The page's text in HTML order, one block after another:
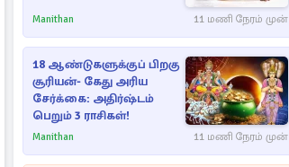
Manithan 11 மணி நேரம் முன்
18 ஆண்டுகளுக்குப் பிறகு
சூரியன்- கேது அரிய
சேர்க்கை: அதிர்ஷ்டம்
பெறும் 3 ராசிகள்!
Manithan 11 மணி நேரம் முன்